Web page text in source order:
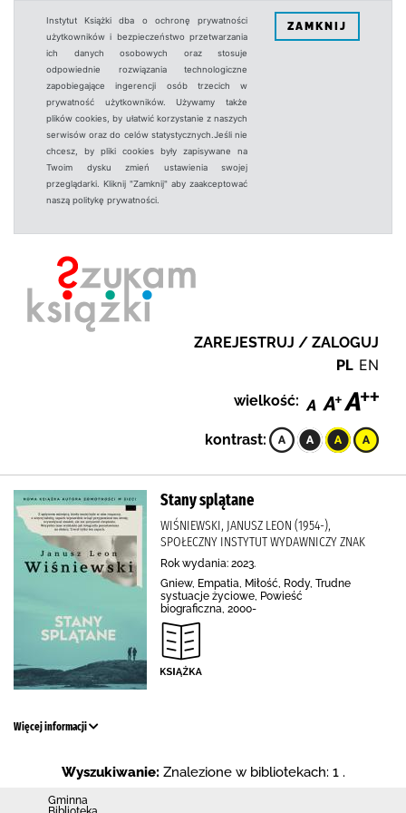
Instytut Książki dba o ochronę prywatności
użytkowników i bezpieczeństwo przetwarzania
ich danych osobowych oraz stosuje
odpowiednie rozwiązania technologiczne
zapobiegające ingerencji osób trzecich w
prywatność użytkowników. Używamy także
plików cookies, by ułatwić korzystanie z naszych
serwisów oraz do celów statystycznych.Jeśli nie
chcesz, by pliki cookies były zapisywane na
Twoim dysku zmień ustawienia swojej
przeglądarki. Kliknij "Zamknij" aby zaakceptować
naszą politykę prywatności.
ZAMKNIJ
ZAREJESTRUJ / ZALOGUJ
PL EN
wielkość:
kontrast:
Stany splątane
WIŚNIEWSKI, JANUSZ LEON (1954-),
SPOŁECZNY INSTYTUT WYDAWNICZY ZNAK
Rok wydania: 2023.
Gniew, Empatia, Miłość, Rody, Trudne
systuacje życiowe, Powieść
biograficzna, 2000-
Więcej informacji
Wyszukiwanie: Znalezione w bibliotekach: 1 .
Gminna